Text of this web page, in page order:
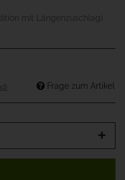
mit Längenzuschlag)
Frage zum Artikel